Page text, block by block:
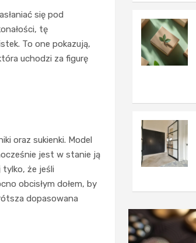
się pod
tę
To one pokazują,
uchodzi za figurę
oraz sukienki. Model
jest w stanie ją
tylko, że jeśli
obcisłym dołem, by
dopasowana